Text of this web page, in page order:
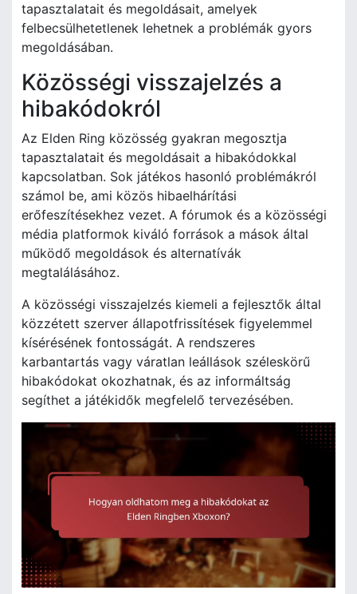
tapasztalatait és megoldásait, amelyek
felbecsülhetetlenek lehetnek a problémák gyors
megoldásában.
Közösségi visszajelzés a
hibakódokról
Az Elden Ring közösség gyakran megosztja
tapasztalatait és megoldásait a hibakódokkal
kapcsolatban. Sok játékos hasonló problémákról
számol be, ami közös hibaelhárítási
erőfeszítésekhez vezet. A fórumok és a közösségi
média platformok kiváló források a mások által
működő megoldások és alternatívák
megtalálásához.
A közösségi visszajelzés kiemeli a fejlesztők által
közzétett szerver állapotfrissítések figyelemmel
kísérésének fontosságát. A rendszeres
karbantartás vagy váratlan leállások széleskörű
hibakódokat okozhatnak, és az informáltság
segíthet a játékidők megfelelő tervezésében.